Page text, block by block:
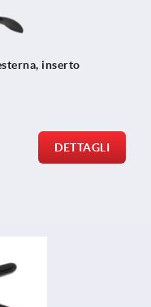
inserto
DETTAGLI